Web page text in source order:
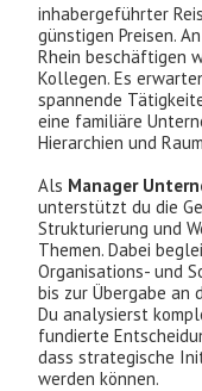
inhabergeführter
günstigen Preisen.
Rhein beschäftigen
Kollegen. Es
spannende
eine familiäre
Hierarchien und
Als Manager
unterstützt du die
Strukturierung und
Themen. Dabei
Organisations- und
bis zur Übergabe an
Du analysierst
fundierte
dass strategische
werden können.